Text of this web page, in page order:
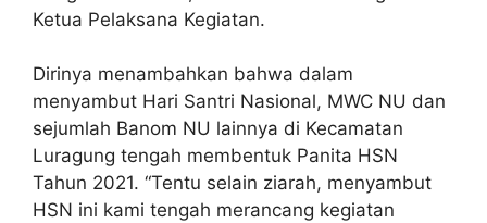
Ketua Pelaksana Kegiatan.
Dirinya menambahkan bahwa dalam
menyambut Hari Santri Nasional, MWC NU dan
sejumlah Banom NU lainnya di Kecamatan
Luragung tengah membentuk Panita HSN
Tahun 2021. “Tentu selain ziarah, menyambut
HSN ini kami tengah merancang kegiatan